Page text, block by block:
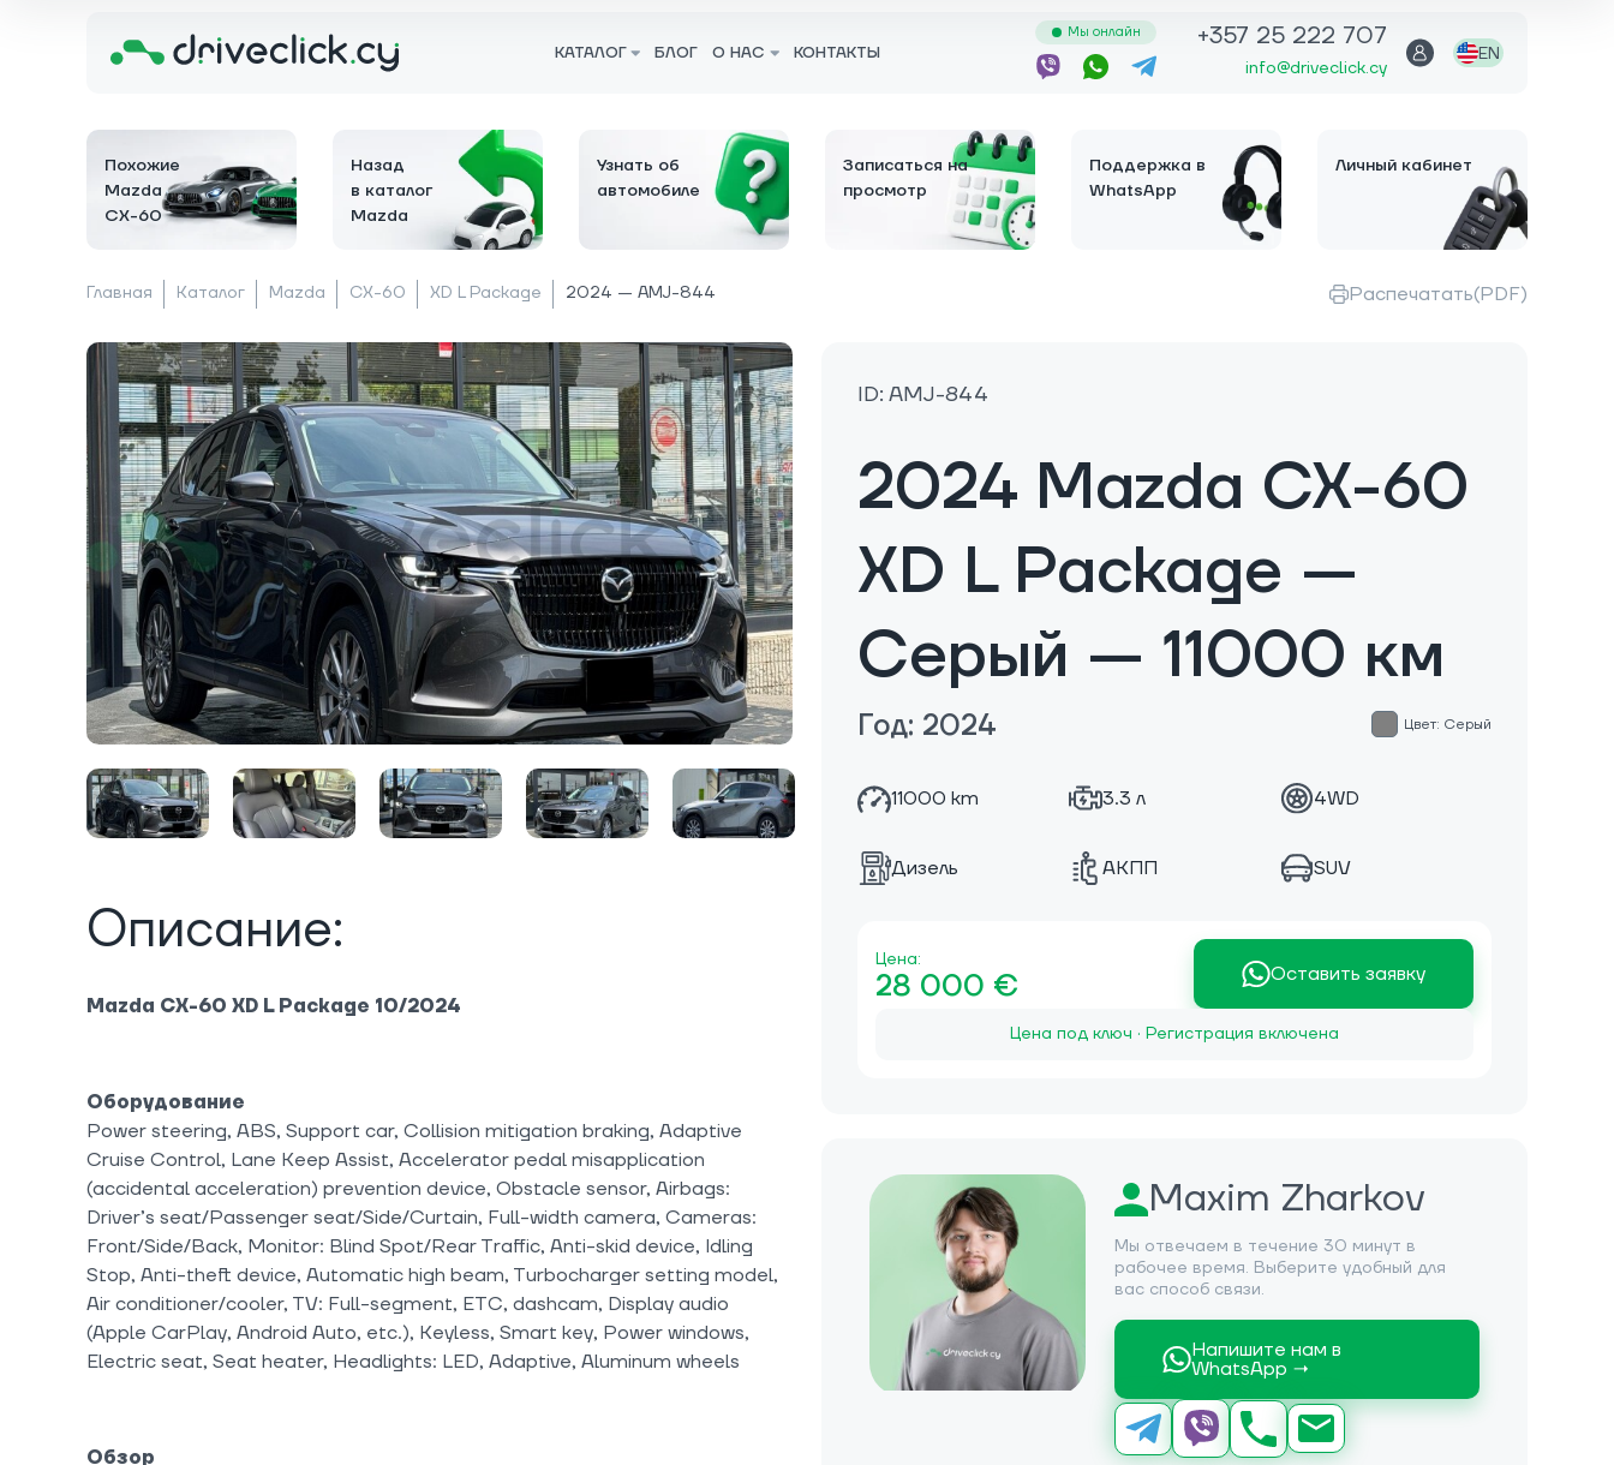
КАТАЛОГ БЛОГ О НАС КОНТАКТЫ
Мы онлайн +357 25 222 707
info@driveclick.cy
EN
Похожие
Mazda
CX-60
Назад
в каталог
Mazda
Узнать об
автомобиле
Записаться на
просмотр
Поддержка в
WhatsApp
Личный кабинет
Главная Каталог Mazda CX-60 XD L Package 2024 — AMJ-844 Распечатать(PDF)
ID: AMJ-844
2024 Mazda CX-60
XD L Package —
Серый — 11000 км
Год: 2024 Цвет: Серый
11000 km 3.3 л 4WD
Дизель АКПП SUV
Цена:
28 000 € Оставить заявку
Цена под ключ · Регистрация включена
Maxim Zharkov
Мы отвечаем в течение 30 минут в
рабочее время. Выберите удобный для
вас способ связи.
Напишите нам в
WhatsApp →
Описание:
Mazda CX-60 XD L Package 10/2024
Оборудование
Power steering, ABS, Support car, Collision mitigation braking, Adaptive
Cruise Control, Lane Keep Assist, Accelerator pedal misapplication
(accidental acceleration) prevention device, Obstacle sensor, Airbags:
Driver’s seat/Passenger seat/Side/Curtain, Full-width camera, Cameras:
Front/Side/Back, Monitor: Blind Spot/Rear Traffic, Anti-skid device, Idling
Stop, Anti-theft device, Automatic high beam, Turbocharger setting model,
Air conditioner/cooler, TV: Full-segment, ETC, dashcam, Display audio
(Apple CarPlay, Android Auto, etc.), Keyless, Smart key, Power windows,
Electric seat, Seat heater, Headlights: LED, Adaptive, Aluminum wheels
Обзор